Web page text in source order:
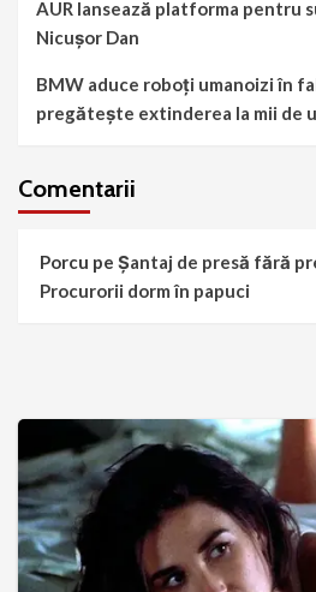
AUR lansează platforma pentru
Nicușor Dan
BMW aduce roboți umanoizi în
pregătește extinderea la mii de
Comentarii
Porcu pe Șantaj de presă fără
Procurorii dorm în papuci